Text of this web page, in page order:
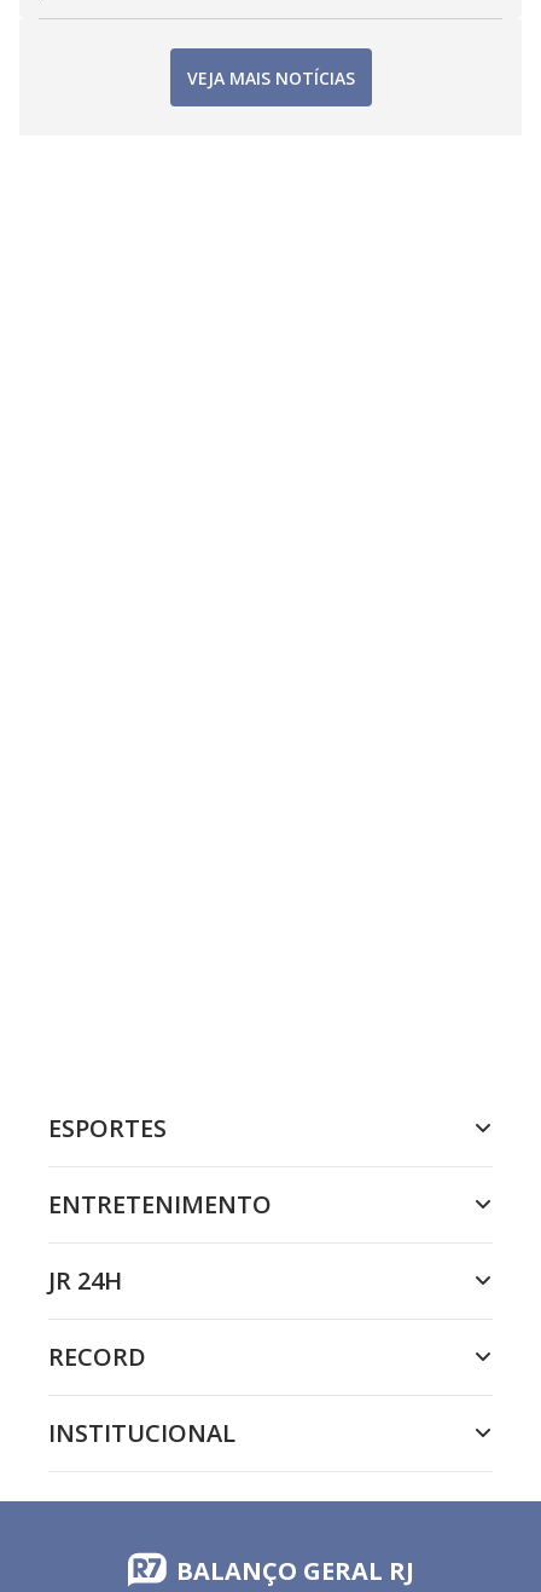
VEJA MAIS NOTÍCIAS
ESPORTES
ENTRETENIMENTO
JR 24H
RECORD
INSTITUCIONAL
BALANÇO GERAL RJ